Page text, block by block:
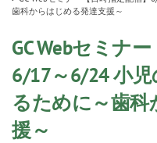
歯科からはじめる発達支援～
GC Webセミナ
6/17～6/24 小
るために～歯
援～